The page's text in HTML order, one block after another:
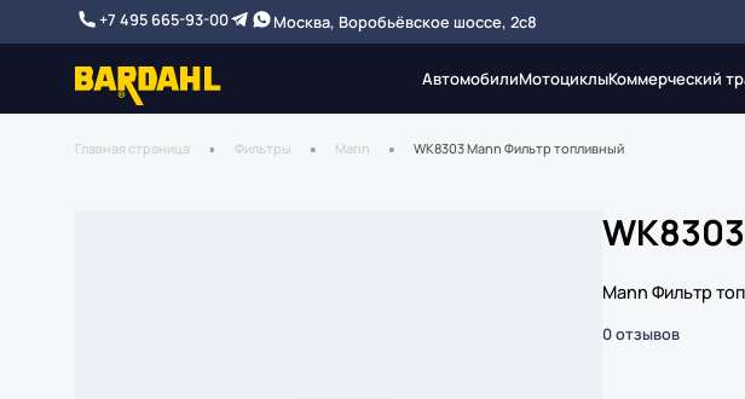
+7 495 665-93-00 Москва, Воробьёвское шоссе, 2с8
АвтомобилиМотоциклыКоммерческий
Главная страница Фильтры Mann WK8303 Mann Фильтр топливный
Mann Фильтр
0 отзывов